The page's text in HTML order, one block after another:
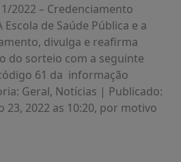
2022 – Credenciamento
Escola de Saúde Pública e a
divulga e reafirma
do sorteio com a seguinte
61 da informação
Geral, Notícias | Publicado:
2022 as 10:20, por motivo